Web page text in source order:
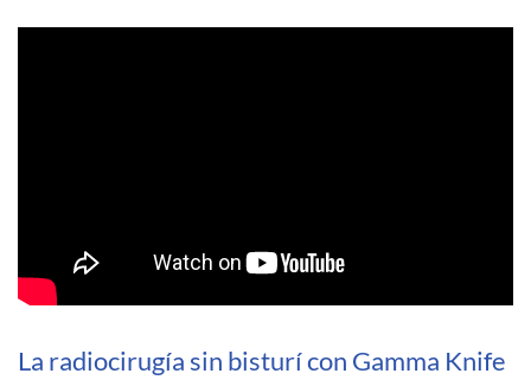
La radiocirugía sin bisturí con Gamma Knife